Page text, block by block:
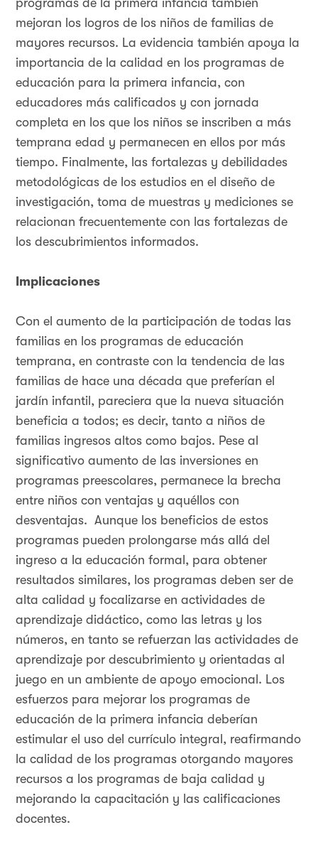
programas de la primera infancia también
mejoran los logros de los niños de familias de
mayores recursos. La evidencia también apoya la
importancia de la calidad en los programas de
educación para la primera infancia, con
educadores más calificados y con jornada
completa en los que los niños se inscriben a más
temprana edad y permanecen en ellos por más
tiempo. Finalmente, las fortalezas y debilidades
metodológicas de los estudios en el diseño de
investigación, toma de muestras y mediciones se
relacionan frecuentemente con las fortalezas de
los descubrimientos informados.
Implicaciones
Con el aumento de la participación de todas las
familias en los programas de educación
temprana, en contraste con la tendencia de las
familias de hace una década que preferían el
jardín infantil, pareciera que la nueva situación
beneficia a todos; es decir, tanto a niños de
familias ingresos altos como bajos. Pese al
significativo aumento de las inversiones en
programas preescolares, permanece la brecha
entre niños con ventajas y aquéllos con
desventajas. Aunque los beneficios de estos
programas pueden prolongarse más allá del
ingreso a la educación formal, para obtener
resultados similares, los programas deben ser de
alta calidad y focalizarse en actividades de
aprendizaje didáctico, como las letras y los
números, en tanto se refuerzan las actividades de
aprendizaje por descubrimiento y orientadas al
juego en un ambiente de apoyo emocional. Los
esfuerzos para mejorar los programas de
educación de la primera infancia deberían
estimular el uso del currículo integral, reafirmando
la calidad de los programas otorgando mayores
recursos a los programas de baja calidad y
mejorando la capacitación y las calificaciones
docentes.